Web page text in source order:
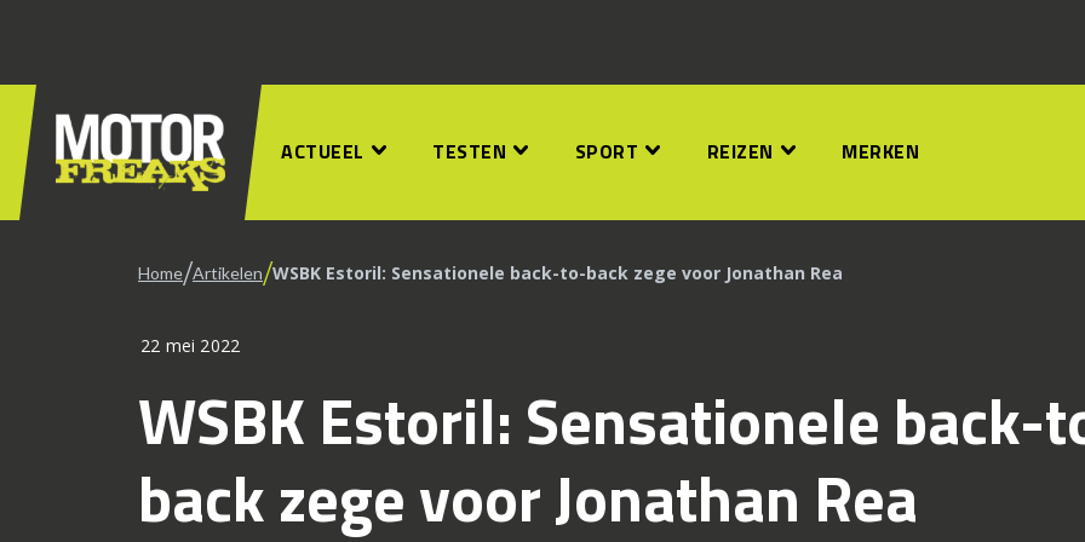
ACTUEEL TESTEN SPORT REIZEN MERKEN
Home/Artikelen/WSBK Estoril: Sensationele back-to-back zege voor Jonathan Rea
22 mei 2022
WSBK Estoril: Sensationele back-
back zege voor Jonathan Rea